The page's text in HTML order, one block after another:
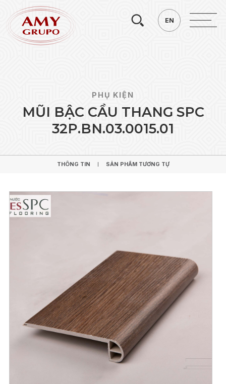
EN
PHỤ KIỆN
MŨI BẬC CẦU THANG SPC
32P.BN.03.0015.01
THÔNG TIN SẢN PHẨM TƯƠNG TỰ
Tìm